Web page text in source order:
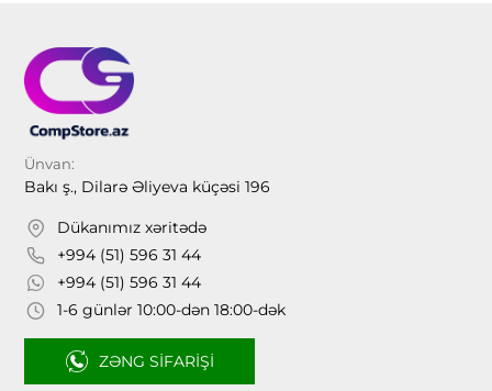
Ünvan:
Bakı ş., Dilarə Əliyeva küçəsi 196
Dükanımız xəritədə
+994 (51) 596 31 44
+994 (51) 596 31 44
1-6 günlər 10:00-dən 18:00-dək
ZƏNG SIFARIŞI